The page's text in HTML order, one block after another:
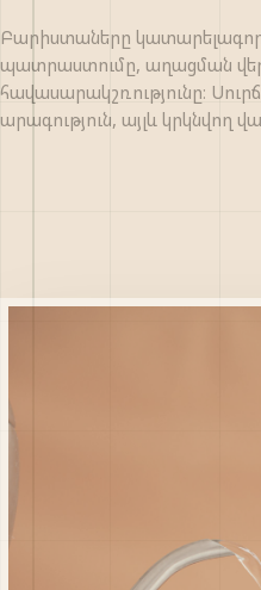
Բարիստաները
պատրաստումը, աղացման
հավասարակշռությունը։
արագություն, այլև կրկնվող